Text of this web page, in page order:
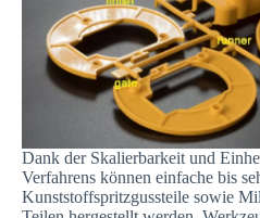
Dank der Skalierbarkeit und
Verfahrens können einfache bis
Kunststoffspritzgussteile sowie